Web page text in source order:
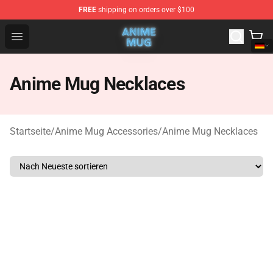
FREE shipping on orders over $100
Open menu
Anime Mug Shop - The Best Store of Anime Mug
Anime Mug Necklaces
Startseite/Anime Mug Accessories/Anime Mug Necklaces